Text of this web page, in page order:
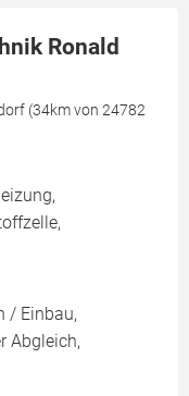
Ronald
(34km von 24782
/ Einbau,
Abgleich,